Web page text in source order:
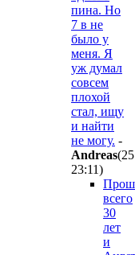
пина. Но
7 в не
было у
меня. Я
уж думал
совсем
плохой
стал, ищу
и найти
не могу. -
Andreas
23:11)
всего
30
лет
и